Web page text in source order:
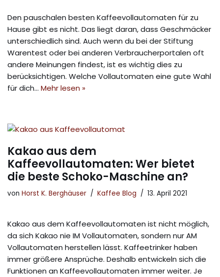
Den pauschalen besten Kaffeevollautomaten für zu
Hause gibt es nicht. Das liegt daran, dass Geschmäcker
unterschiedlich sind. Auch wenn du bei der Stiftung
Warentest oder bei anderen Verbraucherportalen oft
andere Meinungen findest, ist es wichtig dies zu
berücksichtigen. Welche Vollautomaten eine gute Wahl
für dich… Mehr lesen »
Kakao aus dem
Kaffeevollautomaten: Wer bietet
die beste Schoko-Maschine an?
von Horst K. Berghäuser Kaffee Blog 13. April 2021
Kakao aus dem Kaffeevollautomaten ist nicht möglich,
da sich Kakao nie IM Vollautomaten, sondern nur AM
Vollautomaten herstellen lässt. Kaffeetrinker haben
immer größere Ansprüche. Deshalb entwickeln sich die
Funktionen an Kaffeevollautomaten immer weiter. Je